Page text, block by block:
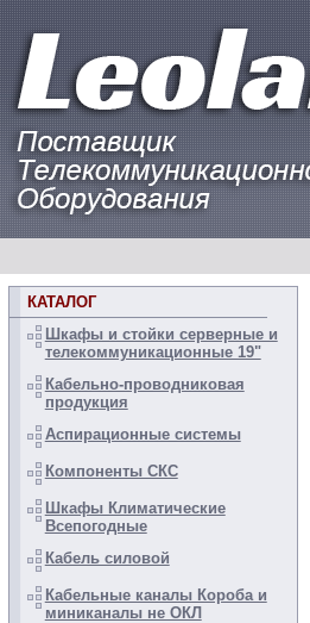
КАТАЛОГ
Шкафы и стойки серверные и
телекоммуникационные 19"
Кабельно-проводниковая
продукция
Аспирационные системы
Компоненты СКС
Шкафы Климатические
Всепогодные
Кабель силовой
Кабельные каналы Короба и
миниканалы не ОКЛ